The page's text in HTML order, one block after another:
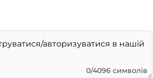
0/4096 символів